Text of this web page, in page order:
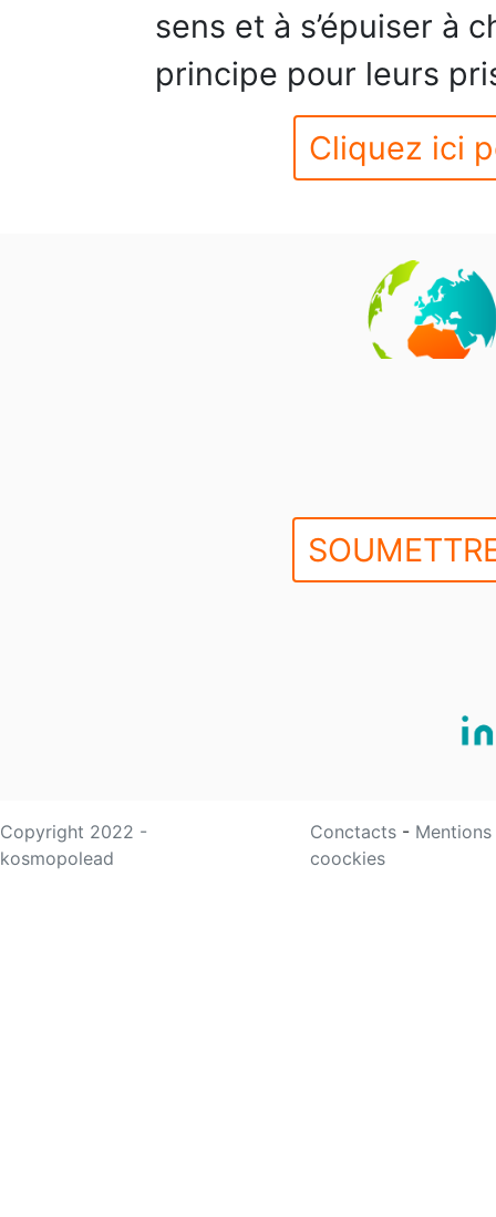
sens et à s’épuiser à
principe pour leurs
Cliquez ici
Copyright 2022 -
kosmopolead
Conctacts -
coockies